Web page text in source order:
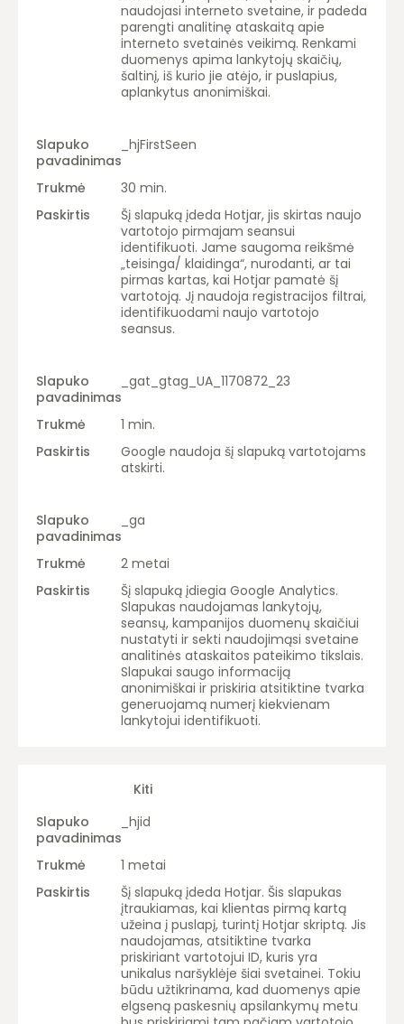
naudojasi interneto svetaine, ir padeda
parengti analitinę ataskaitą apie
interneto svetainės veikimą. Renkami
duomenys apima lankytojų skaičių,
šaltinį, iš kurio jie atėjo, ir puslapius,
aplankytus anonimiškai.
_hjFirstSeen
30 min.
Šį slapuką įdeda Hotjar, jis skirtas naujo
vartotojo pirmajam seansui
identifikuoti. Jame saugoma reikšmė
„teisinga/ klaidinga“, nurodanti, ar tai
pirmas kartas, kai Hotjar pamatė šį
vartotoją. Jį naudoja registracijos filtrai,
identifikuodami naujo vartotojo
seansus.
_gat_gtag_UA_1170872_23
1 min.
Google naudoja šį slapuką vartotojams
atskirti.
_ga
2 metai
Šį slapuką įdiegia Google Analytics.
Slapukas naudojamas lankytojų,
seansų, kampanijos duomenų skaičiui
nustatyti ir sekti naudojimąsi svetaine
analitinės ataskaitos pateikimo tikslais.
Slapukai saugo informaciją
anonimiškai ir priskiria atsitiktine tvarka
generuojamą numerį kiekvienam
lankytojui identifikuoti.
Kiti
_hjid
1 metai
Šį slapuką įdeda Hotjar. Šis slapukas
įtraukiamas, kai klientas pirmą kartą
užeina į puslapį, turintį Hotjar skriptą. Jis
naudojamas, atsitiktine tvarka
priskiriant vartotojui ID, kuris yra
unikalus naršyklėje šiai svetainei. Tokiu
būdu užtikrinama, kad duomenys apie
elgseną paskesnių apsilankymų metu